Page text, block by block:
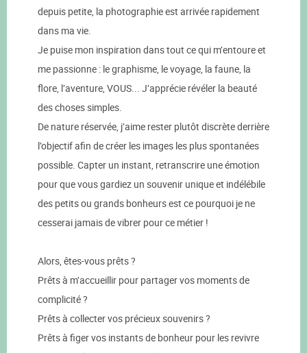
depuis petite, la photographie est arrivée rapidement
dans ma vie.
Je puise mon inspiration dans tout ce qui m’entoure et
me passionne : le graphisme, le voyage, la faune, la
flore, l’aventure, VOUS... J’apprécie révéler la beauté
des choses simples.
De nature réservée, j’aime rester plutôt discrète derrière
l’objectif afin de créer les images les plus spontanées
possible. Capter un instant, retranscrire une émotion
pour que vous gardiez un souvenir unique et indélébile
des petits ou grands bonheurs est ce pourquoi je ne
cesserai jamais de vibrer pour ce métier !
Alors, êtes-vous prêts ?
Prêts à m’accueillir pour partager vos moments de
complicité ?
Prêts à collecter vos précieux souvenirs ?
Prêts à figer vos instants de bonheur pour les revivre